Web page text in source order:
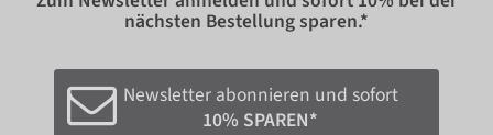
nächsten Bestellung sparen.*
Newsletter abonnieren und sofort
10% SPAREN*